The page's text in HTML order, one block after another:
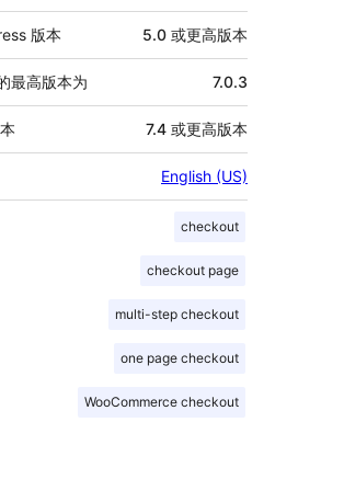
版本 5.0 或更高版本
最高版本为 7.0.3
7.4 或更高版本
English (US)
checkout
checkout page
multi-step checkout
one page checkout
WooCommerce checkout